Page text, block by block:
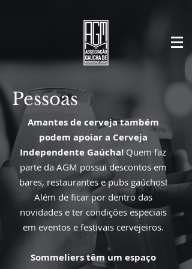
Pessoas
Amantes de cerveja também
podem apoiar a Cerveja
Independente Gaúcha! Quem faz
parte da AGM possui descontos em
bares, restaurantes e pubs gaúchos!
Além de ficar por dentro das
novidades e ter condições especiais
em eventos e festivais cervejeiros.
Sommeliers têm um espaço